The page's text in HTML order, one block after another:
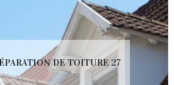
DE TOITURE 27